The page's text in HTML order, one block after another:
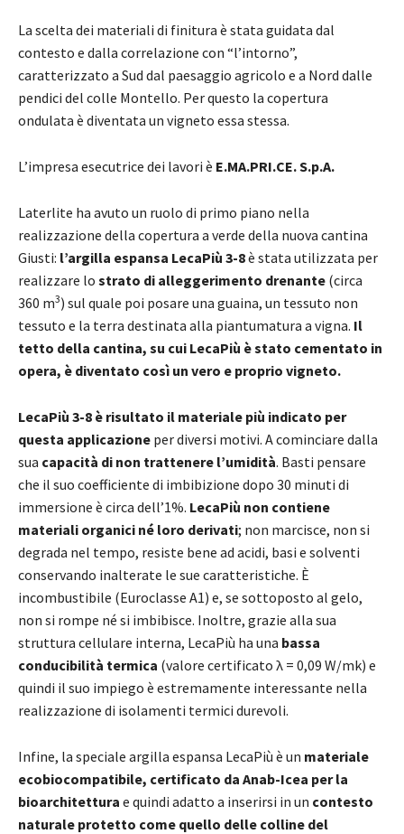
La scelta dei materiali di finitura è stata guidata dal
contesto e dalla correlazione con “l’intorno”,
caratterizzato a Sud dal paesaggio agricolo e a Nord dalle
pendici del colle Montello. Per questo la copertura
ondulata è diventata un vigneto essa stessa.
L’impresa esecutrice dei lavori è E.MA.PRI.CE. S.p.A.
Laterlite ha avuto un ruolo di primo piano nella
realizzazione della copertura a verde della nuova cantina
Giusti: l’argilla espansa LecaPiù 3-8è stata utilizzata per
realizzare lo strato di alleggerimento drenante (circa
360 m3) sul quale poi posare una guaina, un tessuto non
tessuto e la terra destinata alla piantumatura a vigna. Il
tetto della cantina, su cui LecaPiù è stato cementato in
opera, è diventato così un vero e proprio vigneto.
LecaPiù 3-8 è risultato il materiale più indicato per
questa applicazione per diversi motivi. A cominciare dalla
sua capacità di non trattenere l’umidità. Basti pensare
che il suo coefficiente di imbibizione dopo 30 minuti di
immersione è circa dell’1%. LecaPiù non contiene
materiali organici né loro derivati; non marcisce, non si
degrada nel tempo, resiste bene ad acidi, basi e solventi
conservando inalterate le sue caratteristiche. È
incombustibile (Euroclasse A1) e, se sottoposto al gelo,
non si rompe né si imbibisce. Inoltre, grazie alla sua
struttura cellulare interna, LecaPiù ha una bassa
conducibilità termica (valore certificato λ = 0,09 W/mk) e
quindi il suo impiego è estremamente interessante nella
realizzazione di isolamenti termici durevoli.
Infine, la speciale argilla espansa LecaPiù è un materiale
ecobiocompatibile, certificato da Anab-Icea per la
bioarchitettura e quindi adatto a inserirsi in un contesto
naturale protetto come quello delle colline del